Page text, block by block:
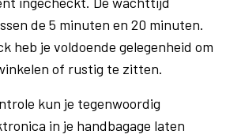
de 5 minuten en 20 minuten.
heb je voldoende gelegenheid om
of rustig te zitten.
kun je tegenwoordig
in je handbagage laten